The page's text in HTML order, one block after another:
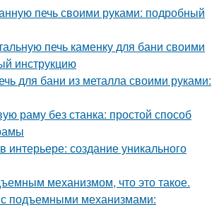
печь своими руками: подробный
печь каменку для бани своими
инструкцию
для бани из металла своими руками:
раму без станка: простой способ
интерьере: создание уникального
механизмом, что это такое.
подъемными механизмами: